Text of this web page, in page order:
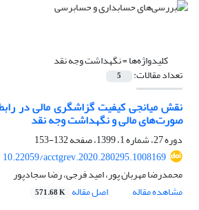
کلیدواژه‌ها =نگهداشت وجه نقد
تعداد مقالات: 5
نقش میانجی کیفیت گزاشگری مالی در
صورت‌های مالی و نگهداشت وجه نقد
دوره 27، شماره 1، 1399، صفحه
132-153
10.22059/acctgrev.2020.280295.1008169
محمدرضا مهربان پور، امید فرجی، رضا سجادپور
مشاهده مقاله
اصل مقاله 571.68 K